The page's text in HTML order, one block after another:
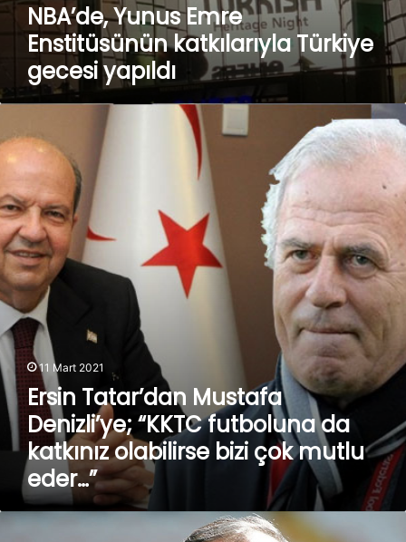
NBA’de, Yunus Emre
Enstitüsünün katkılarıyla Türkiye
gecesi yapıldı
Mustafa
futboluna
da
katkınız
olabilirse
bizi
çok
mutlu
eder…”
11 Mart 2021
Ersin Tatar’dan Mustafa
Denizli’ye; “KKTC futboluna da
katkınız olabilirse bizi çok mutlu
eder…”
Bakan